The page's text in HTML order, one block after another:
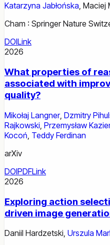
Katarzyna Jabłońska, Maciej
Cham : Springer Nature
DOILink
2026
What properties of
associated with
quality?
Mikołaj Langner, Dzmitry
Rajkowski Przemysław
Kocoń Teddy Ferdinan
arXiv
DOIPDFLink
2026
Exploring action
driven image
Daniil Hardzetski, Urszula